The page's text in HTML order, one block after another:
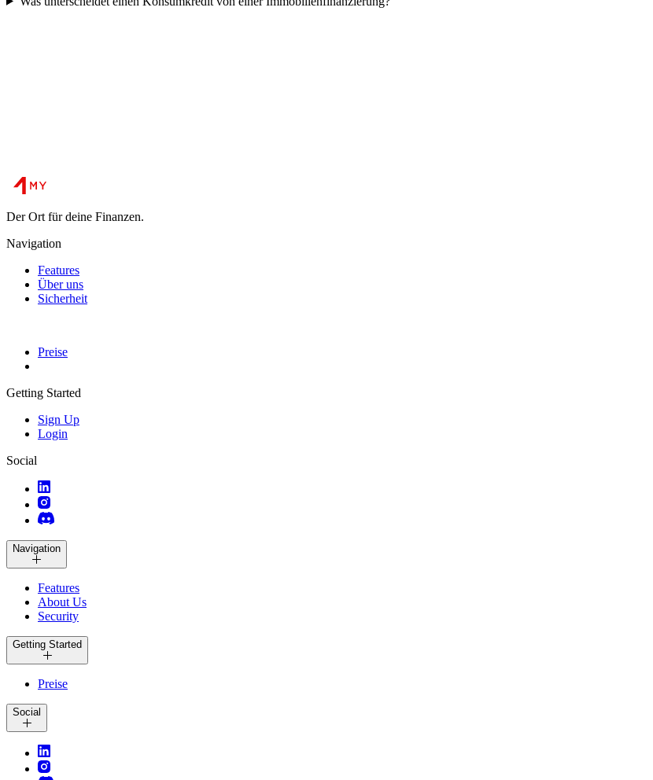
Der Ort für deine Finanzen.
Navigation
Features
Über uns
Sicherheit
Preise
Getting Started
Sign Up
Login
Social
Navigation
Features
About Us
Security
Getting Started
Preise
Social